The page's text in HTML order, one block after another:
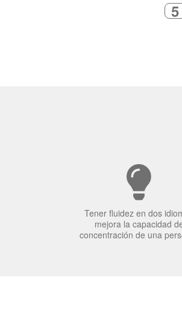
5
Tener fluidez en dos
mejora la capacidad
concentración de una